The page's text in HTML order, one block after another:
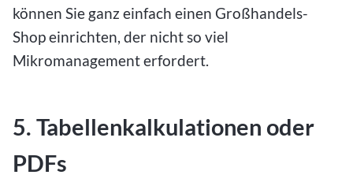
können Sie ganz einfach einen Großhandels-
Shop einrichten, der nicht so viel
Mikromanagement erfordert.
5. Tabellenkalkulationen oder
PDFs